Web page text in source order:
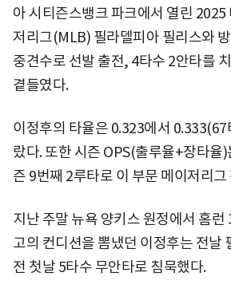
아 시티즌스뱅크 파크에서 열린 2025
저리그(MLB) 필라델피아 필리스와
중견수로 선발 출전, 4타수 2안타를
곁들였다.
이정후의 타율은 0.323에서
랐다. 또한 시즌 OPS(출루율+장타율)
즌 9번째 2루타로 이 부문 메이저리
지난 주말 뉴욕 양키스 원정에서 홈런
고의 컨디션을 뽐냈던 이정후는 전날
전 첫날 5타수 무안타로 침묵했다.